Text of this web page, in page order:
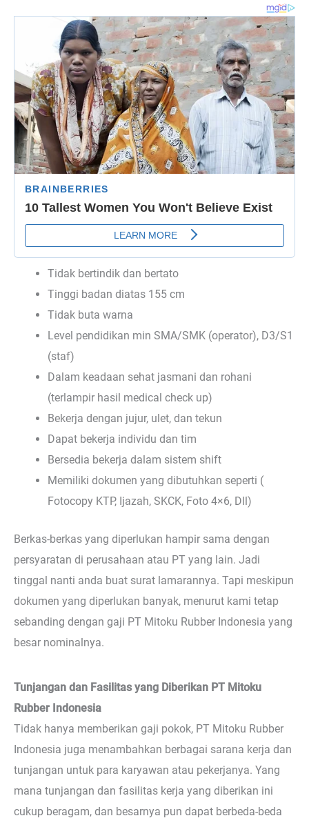
Tidak bertindik dan bertato
Tinggi badan diatas 155 cm
Tidak buta warna
Level pendidikan min SMA/SMK (operator), D3/S1
(staf)
Dalam keadaan sehat jasmani dan rohani
(terlampir hasil medical check up)
Bekerja dengan jujur, ulet, dan tekun
Dapat bekerja individu dan tim
Bersedia bekerja dalam sistem shift
Memiliki dokumen yang dibutuhkan seperti (
Fotocopy KTP, Ijazah, SKCK, Foto 4×6, Dll)
Berkas-berkas yang diperlukan hampir sama dengan
persyaratan di perusahaan atau PT yang lain. Jadi
tinggal nanti anda buat surat lamarannya. Tapi meskipun
dokumen yang diperlukan banyak, menurut kami tetap
sebanding dengan gaji PT Mitoku Rubber Indonesia yang
besar nominalnya.
Tunjangan dan Fasilitas yang Diberikan PT Mitoku
Rubber Indonesia
Tidak hanya memberikan gaji pokok, PT Mitoku Rubber
Indonesia juga menambahkan berbagai sarana kerja dan
tunjangan untuk para karyawan atau pekerjanya. Yang
mana tunjangan dan fasilitas kerja yang diberikan ini
cukup beragam, dan besarnya pun dapat berbeda-beda